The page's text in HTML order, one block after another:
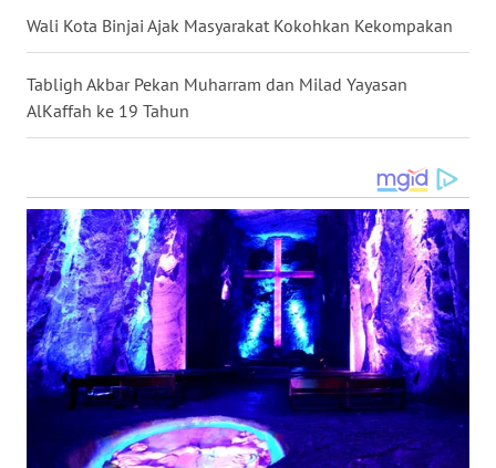
Wali Kota Binjai Ajak Masyarakat Kokohkan Kekompakan
Tabligh Akbar Pekan Muharram dan Milad Yayasan
AlKaffah ke 19 Tahun
GORONTALO
WN
SULUT
WN
MALUT
WN
DAIRI
WN
DANAU
TOBA